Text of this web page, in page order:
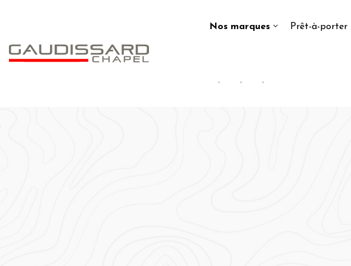
Nos marques Prêt-à-porter
. . .